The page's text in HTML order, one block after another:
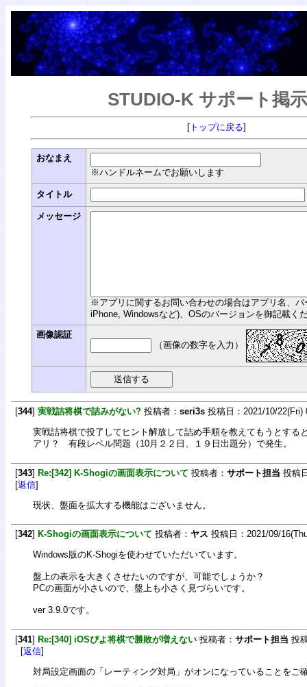
STUDIO-K サポート掲
[ トップに戻る]
おなまえ
※ハンドルネームでお願いします
タイトル
メッセージ
※アプリに関するお問い合わせの場合はアプリ名、
iPhone, Windowsなど)、OSのバージョンを御記載く
画像認証
（画像の数字を入力）
[344] 実戦詰将棋で詰みがない? 投稿者： seri3s 投稿日：2021/10/
実戦詰将棋で投了してヒント解放して詰め手順を教えてもうとする
アリ？ 有段レベル問題（10月２２日、１９日出題分）で発生。
[343] Re:[342] K-Shogiの画面表示について 投稿者： サポート担当 投稿
[返信]
現状、盤面を拡大する機能はございません。
[342] K-Shogiの画面表示について 投稿者： ヤス 投稿日：2021/09/
Windows版のK-Shogiを使わせていただいています。
盤上の表示を大きくさせたいのですが、可能でしょうか？
PCの画面が小さいので、盤上も小さく見づらいです。
ver 3.9.0です。
[341] Re:[340] iOSぴよ将棋で勝敗が増えない 投稿者： サポート担当 投
[返信]
対局設定画面の「レーティング対局」がオンになっていることをご